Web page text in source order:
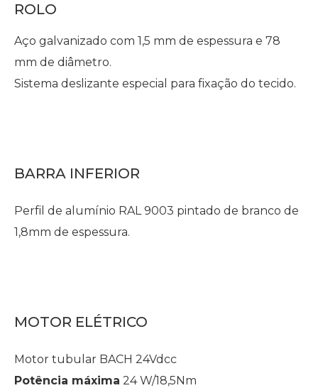
ROLO
Aço galvanizado com 1,5 mm de espessura e 78
mm de diâmetro.
Sistema deslizante especial para fixação do tecido.
BARRA INFERIOR
Perfil de alumínio RAL 9003 pintado de branco de
1,8mm de espessura.
MOTOR ELÉTRICO
Motor tubular BACH 24Vdcc
Potência máxima 24 W/18,5Nm